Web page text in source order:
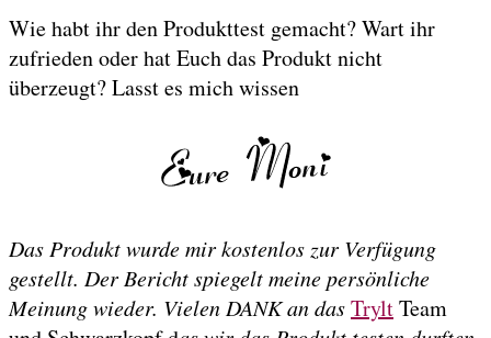
Wie habt ihr den Produkttest gemacht? Wart ihr
zufrieden oder hat Euch das Produkt nicht
überzeugt? Lasst es mich wissen
Das Produkt wurde mir kostenlos zur Verfügung
gestellt. Der Bericht spiegelt meine persönliche
Meinung wieder. Vielen DANK an dasTryltTeam